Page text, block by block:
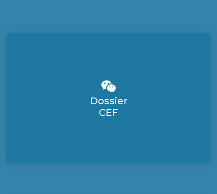
Dossier
CEF